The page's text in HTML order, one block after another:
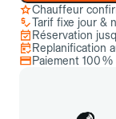
Chauffeur
Tarif fixe jour &
Réservation
Replanification
Paiement 100